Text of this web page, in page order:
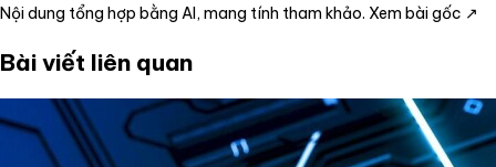
Nội dung tổng hợp bằng AI, mang tính tham khảo. Xem bài gốc ↗
Bài viết liên quan